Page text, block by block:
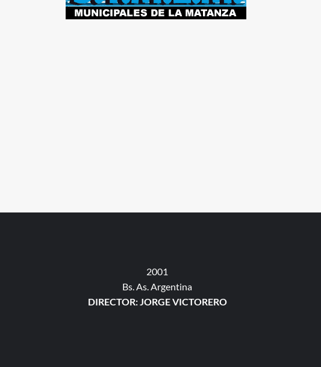
2001
Bs. As. Argentina
DIRECTOR: JORGE VICTORERO